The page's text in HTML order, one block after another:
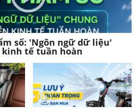
số: 'Ngôn ngữ dữ liệu'
tế tuần hoàn